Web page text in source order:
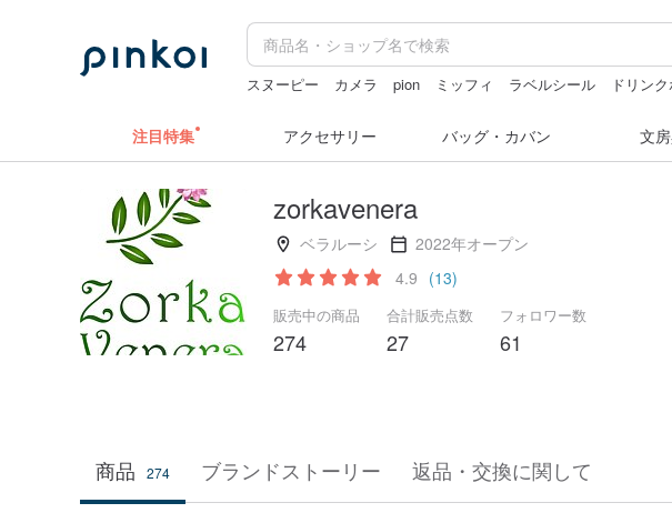
スヌーピー カメラ pion ミッフィ ラベルシール
ドリン
注目特集 アクセサリー バッグ・カバン 文
zorkavenera
ベラルーシ
2022年オープン
4.9 (13)
販売中の商品
274
合計販売点数
27
フォロワー数
61
商品 274 ブランドストーリー 返品・交換に関して